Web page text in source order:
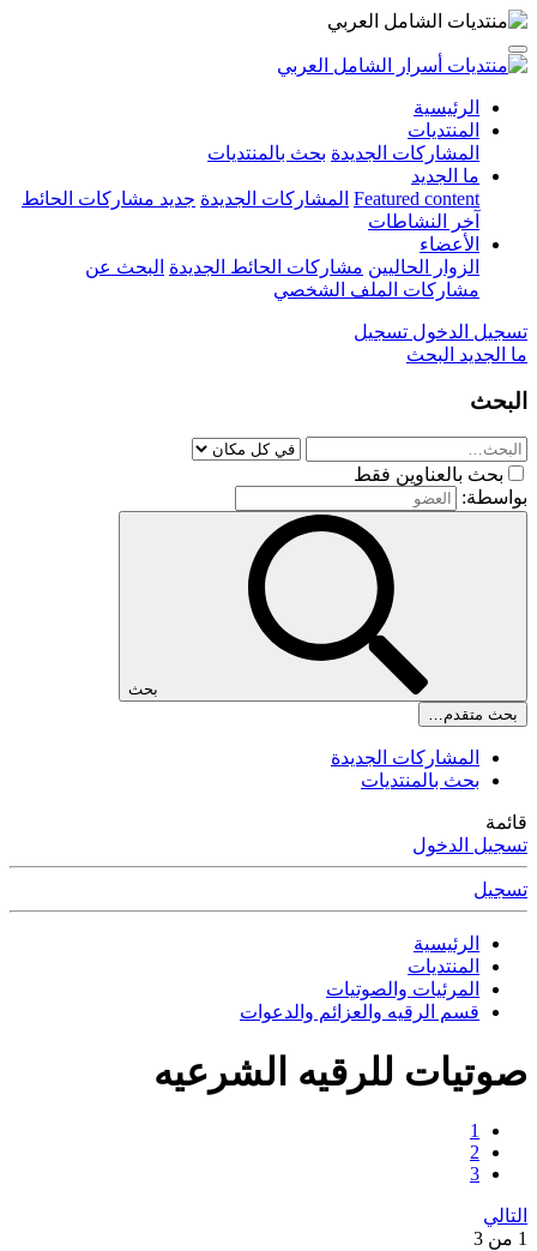
الرئيسية
المنتديات
المشاركات الجديدة بحث بالمنتديات
ما الجديد
Featured content المشاركات الجديدة جديد مشاركات الحائط
آخر النشاطات
الأعضاء
الزوار الحاليين مشاركات الحائط الجديدة البحث عن
مشاركات الملف الشخصي
تسجيل الدخول تسجيل
ما الجديد البحث
البحث
بحث بالعناوين فقط
بواسطة:
بحث
بحث متقدم…
المشاركات الجديدة
بحث بالمنتديات
قائمة
تسجيل الدخول
تسجيل
الرئيسية
المنتديات
المرئيات والصوتيات
قسم الرقيه والعزائم والدعوات
صوتيات للرقيه الشرعيه
1
2
3
التالي
1 من 3